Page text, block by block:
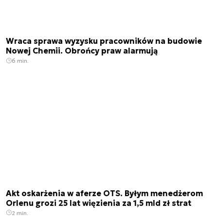
Wraca sprawa wyzysku pracowników na budowie
Nowej Chemii. Obrońcy praw alarmują
6 min.
Akt oskarżenia w aferze OTS. Byłym menedżerom
Orlenu grozi 25 lat więzienia za 1,5 mld zł strat
2 min.